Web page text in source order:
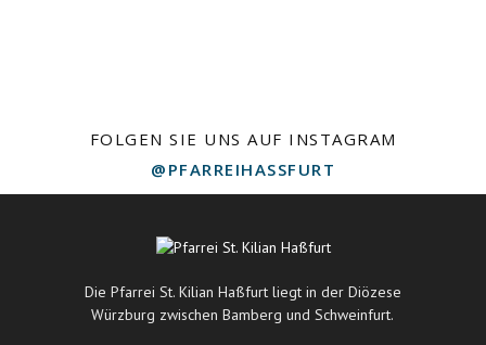
FOLGEN SIE UNS AUF INSTAGRAM
@PFARREIHASSFURT
Die Pfarrei St. Kilian Haßfurt liegt in der Diözese
Würzburg zwischen Bamberg und Schweinfurt.